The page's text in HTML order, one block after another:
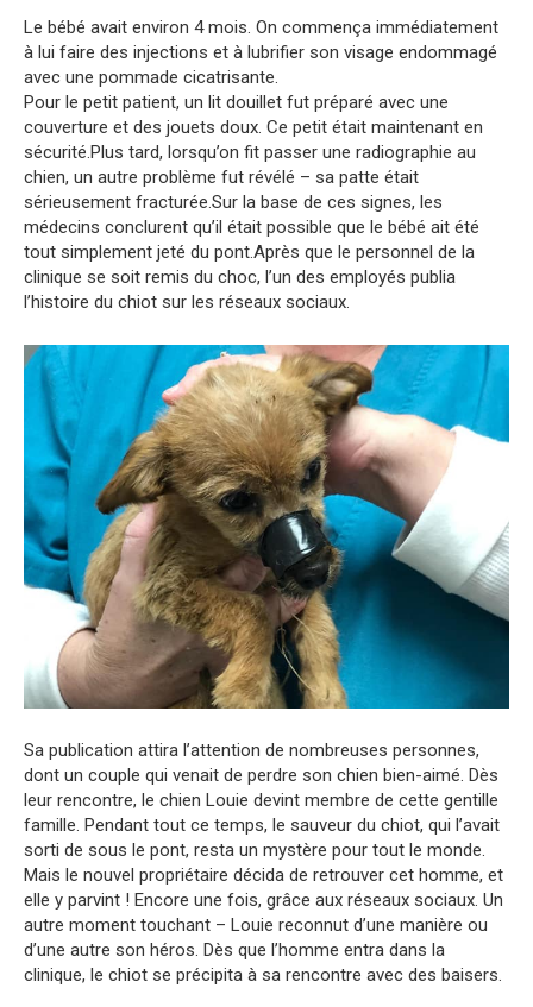
Le bébé avait environ 4 mois. On commença immédiatement
à lui faire des injections et à lubrifier son visage endommagé
avec une pommade cicatrisante.
Pour le petit patient, un lit douillet fut préparé avec une
couverture et des jouets doux. Ce petit était maintenant en
sécurité.Plus tard, lorsqu’on fit passer une radiographie au
chien, un autre problème fut révélé – sa patte était
sérieusement fracturée.Sur la base de ces signes, les
médecins conclurent qu’il était possible que le bébé ait été
tout simplement jeté du pont.Après que le personnel de la
clinique se soit remis du choc, l’un des employés publia
l’histoire du chiot sur les réseaux sociaux.
Sa publication attira l’attention de nombreuses personnes,
dont un couple qui venait de perdre son chien bien-aimé. Dès
leur rencontre, le chien Louie devint membre de cette gentille
famille. Pendant tout ce temps, le sauveur du chiot, qui l’avait
sorti de sous le pont, resta un mystère pour tout le monde.
Mais le nouvel propriétaire décida de retrouver cet homme, et
elle y parvint ! Encore une fois, grâce aux réseaux sociaux. Un
autre moment touchant – Louie reconnut d’une manière ou
d’une autre son héros. Dès que l’homme entra dans la
clinique, le chiot se précipita à sa rencontre avec des baisers.